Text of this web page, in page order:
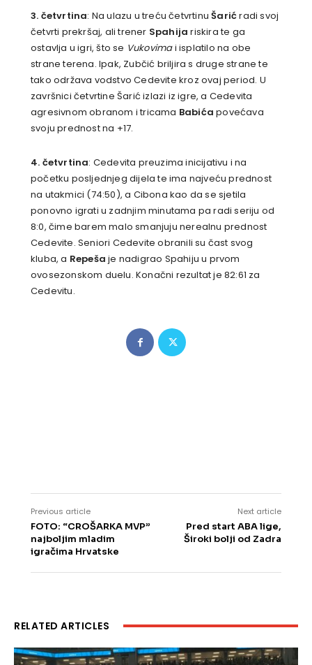
3. četvrtina: Na ulazu u treću četvrtinuŠarićradi svoj
četvrti prekršaj, ali trener Spahija riskira te ga
ostavlja u igri, što se Vukovimai isplatilo na obe
strane terena. Ipak, Zubčić briljira s druge strane te
tako održava vodstvo Cedevite kroz ovaj period. U
završnici četvrtine Šarić izlazi iz igre, a Cedevita
agresivnom obranom i tricama Babića povećava
svoju prednost na +17.
4. četvrtina: Cedevita preuzima inicijativu i na
početku posljednjeg dijela te ima najveću prednost
na utakmici (74:50), a Cibona kao da se sjetila
ponovno igrati u zadnjim minutama pa radi seriju od
8:0, čime barem malo smanjuju nerealnu prednost
Cedevite. Seniori Cedevite obranili su čast svog
kluba, a Repeša je nadigrao Spahiju u prvom
ovosezonskom duelu. Konačni rezultat je 82:61 za
Cedevitu.
Previous article
FOTO: “CROŠARKA MVP”
najboljim mladim
igračima Hrvatske
Next article
Pred start ABA lige,
Široki bolji od Zadra
RELATED ARTICLES